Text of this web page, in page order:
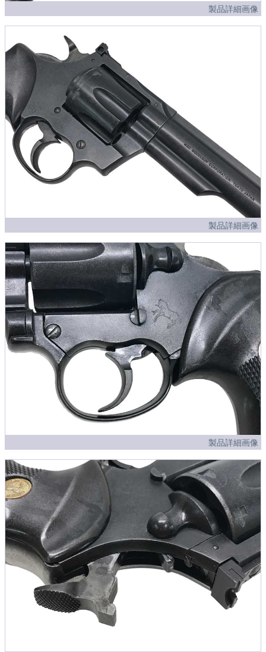
製品詳細画像
製品詳細画像
製品詳細画像